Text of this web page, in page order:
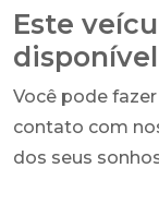
Este
Você pode
contato com
dos seus